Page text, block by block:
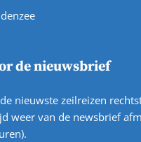
de nieuwsbrief
nieuwste zeilreizen
weer van de newsbrief